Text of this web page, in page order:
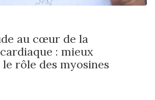
au cœur de la
: mieux
rôle des myosines